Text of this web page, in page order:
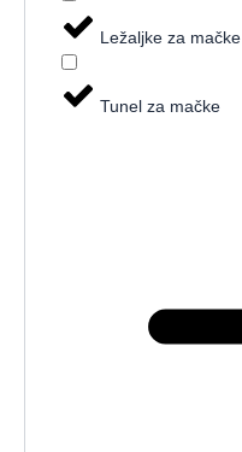
Ležaljke za mačke
Tunel za mačke